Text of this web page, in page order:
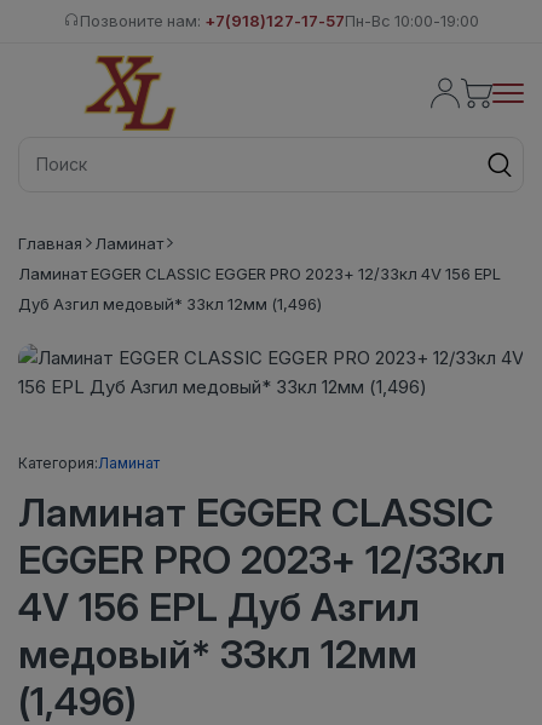
Позвоните нам: +7(918)127-17-57Пн-Вс 10:00-19:00
Главная
Ламинат
Ламинат EGGER CLASSIC EGGER PRO 2023+ 12/33кл 4V 156 EPL
Дуб Азгил медовый* 33кл 12мм (1,496)
Категория:Ламинат
Ламинат EGGER CLASSIC
EGGER PRO 2023+ 12/33кл
4V 156 EPL Дуб Азгил
медовый* 33кл 12мм
(1,496)